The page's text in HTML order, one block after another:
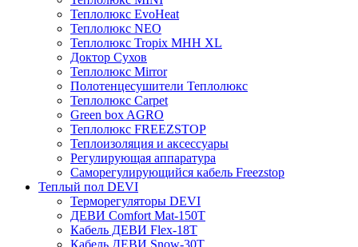
Теплолюкс EvoHeat
Теплолюкс NEO
Теплолюкс Tropix МНН XL
Доктор Сухов
Теплолюкс Mirror
Полотенцесушители Теплолюкс
Теплолюкс Carpet
Green box AGRO
Теплолюкс FREEZSTOP
Теплоизоляция и аксессуары
Регулирующая аппаратура
Cаморегулирующийся кабель Freezstop
Теплый пол DEVI
Терморегуляторы DEVI
ДЕВИ Comfort Mat-150T
Кабель ДЕВИ Flex-18T
Кабель ДЕВИ Snow-30T